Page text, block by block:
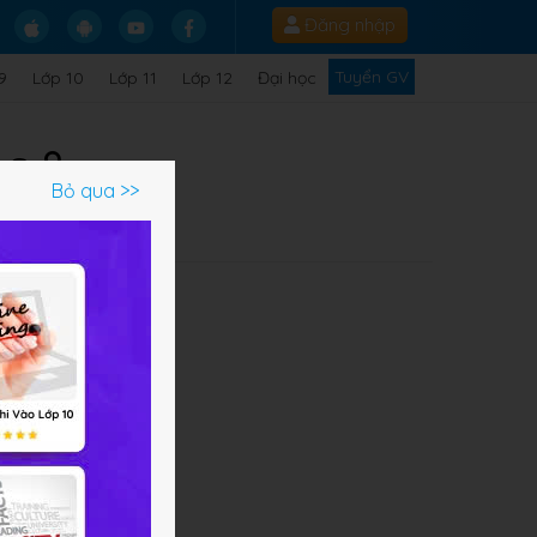
Đăng nhập
Lớp 10 Lớp 11 Lớp 12 Đại học Tuyển GV
8Bỏ qua >>